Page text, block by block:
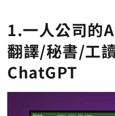
1.一人公司的
翻譯/秘書/工
ChatGPT